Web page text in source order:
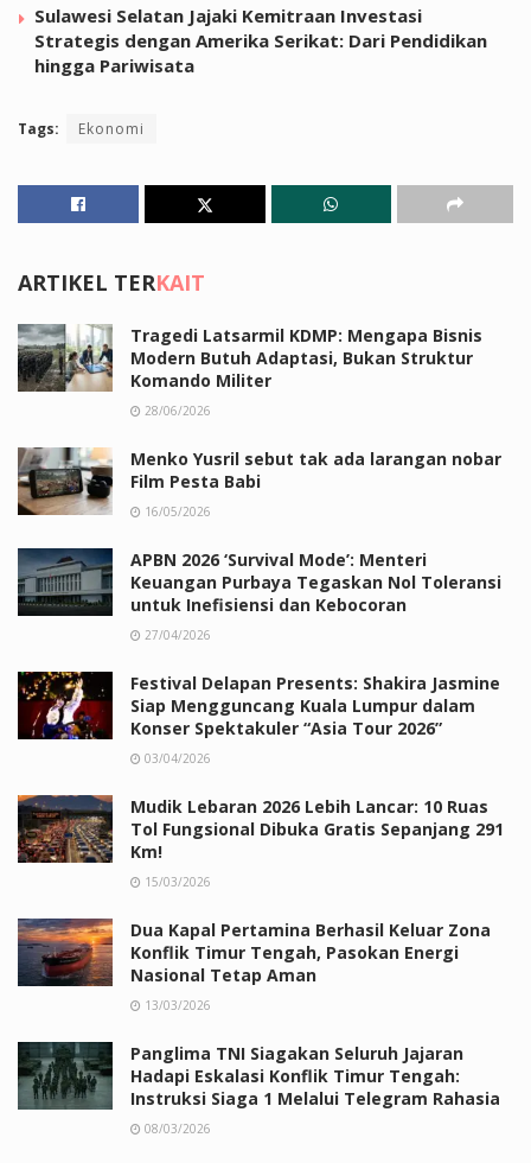
Sulawesi Selatan Jajaki Kemitraan Investasi
Strategis dengan Amerika Serikat: Dari Pendidikan
hingga Pariwisata
Tags: Ekonomi
ARTIKEL TERKAIT
Tragedi Latsarmil KDMP: Mengapa Bisnis
Modern Butuh Adaptasi, Bukan Struktur
Komando Militer
28/06/2026
Menko Yusril sebut tak ada larangan nobar
Film Pesta Babi
16/05/2026
APBN 2026 ‘Survival Mode’: Menteri
Keuangan Purbaya Tegaskan Nol Toleransi
untuk Inefisiensi dan Kebocoran
27/04/2026
Festival Delapan Presents: Shakira Jasmine
Siap Mengguncang Kuala Lumpur dalam
Konser Spektakuler “Asia Tour 2026”
03/04/2026
Mudik Lebaran 2026 Lebih Lancar: 10 Ruas
Tol Fungsional Dibuka Gratis Sepanjang 291
Km!
15/03/2026
Dua Kapal Pertamina Berhasil Keluar Zona
Konflik Timur Tengah, Pasokan Energi
Nasional Tetap Aman
13/03/2026
Panglima TNI Siagakan Seluruh Jajaran
Hadapi Eskalasi Konflik Timur Tengah:
Instruksi Siaga 1 Melalui Telegram Rahasia
08/03/2026